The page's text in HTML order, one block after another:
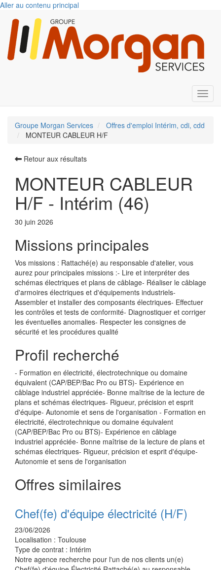
Aller au contenu principal
Groupe Morgan Services
Offres d'emploi Intérim, cdi, cdd
MONTEUR CABLEUR H/F
Retour aux résultats
MONTEUR CABLEUR
H/F - Intérim (46)
30 juin 2026
Missions principales
Vos missions : Rattaché(e) au responsable d'atelier, vous
aurez pour principales missions :- Lire et interpréter des
schémas électriques et plans de câblage- Réaliser le câblage
d'armoires électriques et d'équipements industriels-
Assembler et installer des composants électriques- Effectuer
les contrôles et tests de conformité- Diagnostiquer et corriger
les éventuelles anomalies- Respecter les consignes de
sécurité et les procédures qualité
Profil recherché
- Formation en électricité, électrotechnique ou domaine
équivalent (CAP/BEP/Bac Pro ou BTS)- Expérience en
câblage industriel appréciée- Bonne maîtrise de la lecture de
plans et schémas électriques- Rigueur, précision et esprit
d'équipe- Autonomie et sens de l'organisation - Formation en
électricité, électrotechnique ou domaine équivalent
(CAP/BEP/Bac Pro ou BTS)- Expérience en câblage
industriel appréciée- Bonne maîtrise de la lecture de plans et
schémas électriques- Rigueur, précision et esprit d'équipe-
Autonomie et sens de l'organisation
Offres similaires
Chef(fe) d'équipe électricité (H/F)
23/06/2026
Localisation : Toulouse
Type de contrat : Intérim
Notre agence recherche pour l'un de nos clients un(e)